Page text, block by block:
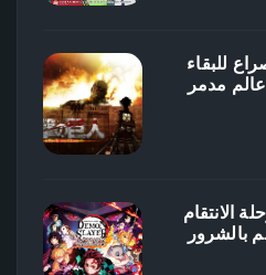
للبقاء
مدمر
الانتقام
بالشرور